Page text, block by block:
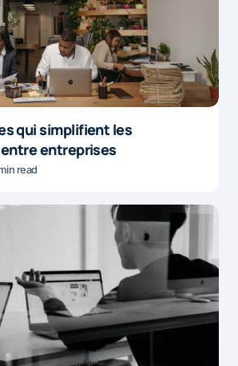
qui simplifient les
entreprises
read